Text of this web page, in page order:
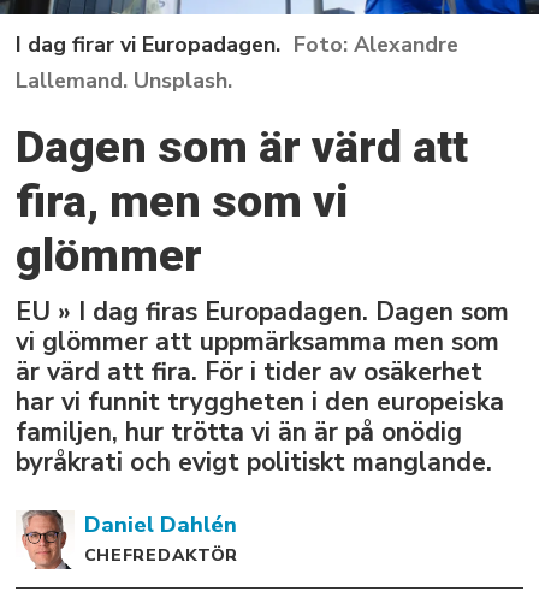
I dag firar vi Europadagen.
Alexandre
Lallemand. Unsplash.
Dagen som är värd att
fira, men som vi
glömmer
EU » I dag firas Europadagen. Dagen som
vi glömmer att uppmärksamma men som
är värd att fira. För i tider av osäkerhet
har vi funnit tryggheten i den europeiska
familjen, hur trötta vi än är på onödig
byråkrati och evigt politiskt manglande.
Daniel Dahlén
CHEFREDAKTÖR